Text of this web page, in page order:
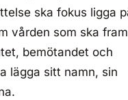
ska fokus ligga
vården som ska
bemötandet och
lägga sitt namn, sin